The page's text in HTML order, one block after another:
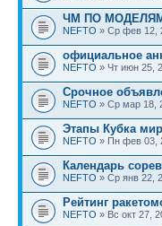
ЧМ ПО МОДЕЛЯМ
NEFTO » Ср фев 12,
официальное
NEFTO » Чт июн 25,
Срочное
NEFTO » Ср мар 18,
Этапы Кубка
NEFTO » Пн фев 03,
Календарь
NEFTO » Ср янв 22,
Рейтинг
NEFTO » Вс окт 27,